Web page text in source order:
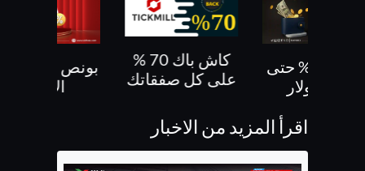
بونص 30% حتى
كاش باك 70 %
على كل صفقاتك
الايداع
اقرأ المزيد من الاخبار